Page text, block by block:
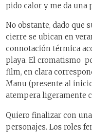
pido calor y me da una
No obstante, dado que
cierre se ubican en
connotación térmica
playa. El cromatismo
film, en clara
Manu (presente al
atempera ligeramente
Quiero finalizar con
personajes. Los roles